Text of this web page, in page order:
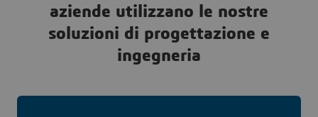
aziende utilizzano le nostre
soluzioni di progettazione e
ingegneria